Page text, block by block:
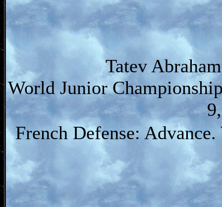
Tatev
World Junior
French Defense: